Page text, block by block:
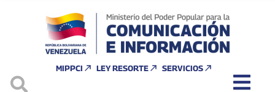
MIPPCI LEY RESORTE SERVICIOS